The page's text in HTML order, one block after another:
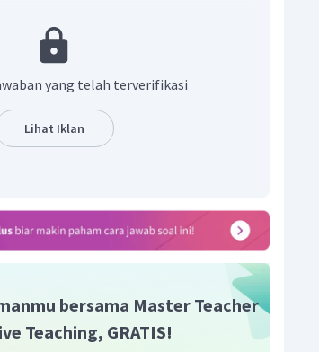
adalah .
yang telah terverifikasi
Lihat Iklan
bersama Master Teacher
Teaching, GRATIS!